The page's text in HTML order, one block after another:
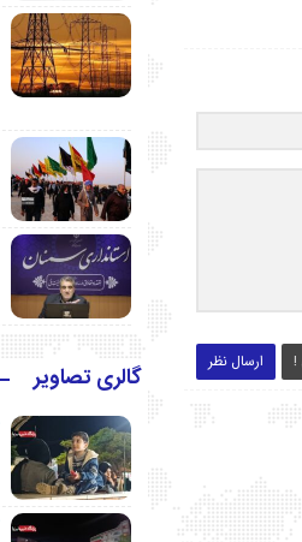
ارسال نظر ! گالری تصاویر